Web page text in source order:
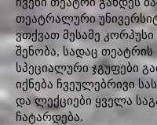
თეატრალური
ვთქვათ მესამე
შენობა, სადაც თეატრის
სპეციალური ჯგუფები
იქნება ჩვეულებრივი
და ლექციები ყველა
ჩატარდება.